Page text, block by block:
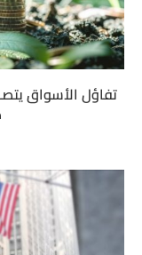
تفاؤل الأسواق